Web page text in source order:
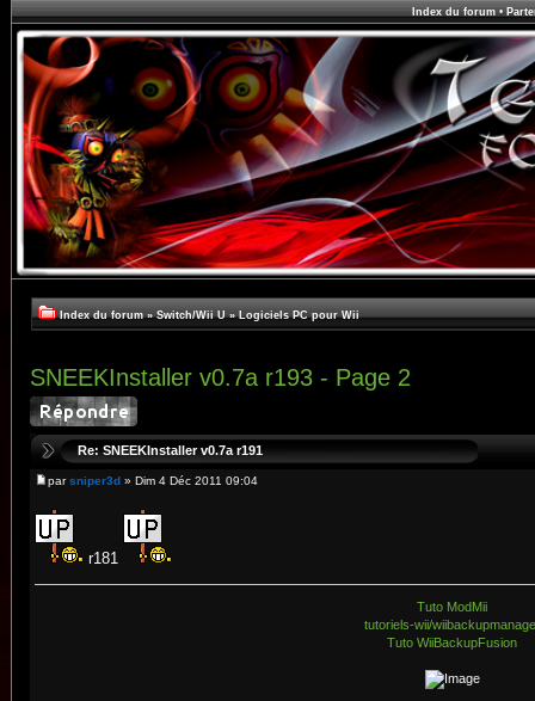
Index du forum•
Index du forum » Switch/Wii U » Logiciels PC pour Wii
SNEEKInstaller v0.7a r193 - Page 2
Re: SNEEKInstaller v0.7a r191
parsniper3d » Dim 4 Déc 2011 09:04
r181
Tuto ModMii
tutoriels-wii/
Tuto WiiBackupFusion